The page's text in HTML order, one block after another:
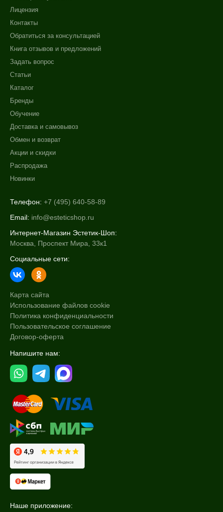
Лицензия
Контакты
Обратиться за консультацией
Книга отзывов и предложений
Задать вопрос
Статьи
Каталог
Бренды
Обучение
Доставка и самовывоз
Обмен и возврат
Акции и скидки
Распродажа
Новинки
Телефон: +7 (495) 640-58-89
Email: info@esteticshop.ru
Интернет-Магазин Эстетик-Шоп:
Москва, Проспект Мира, 33к1
Социальные сети:
Карта сайта
Использование файлов cookie
Политика конфиденциальности
Пользовательское соглашение
Договор-оферта
Напишите нам:
Наше приложение: